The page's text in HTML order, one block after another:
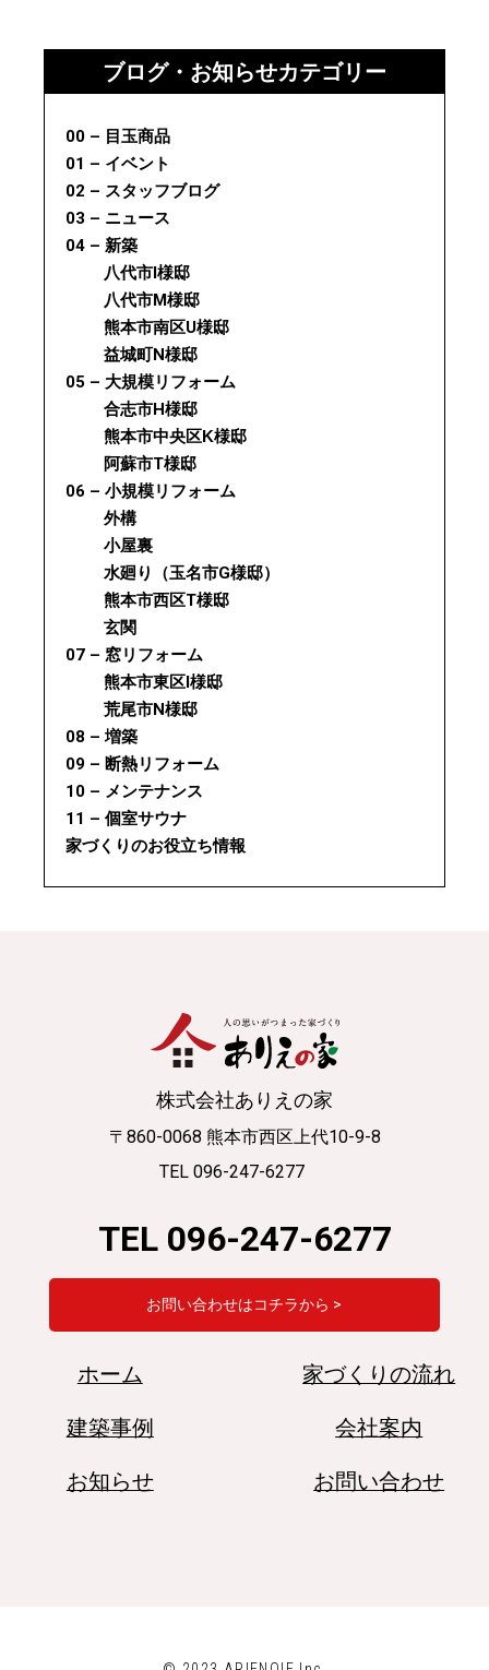
ブログ・お知らせカテゴリー
00 – 目玉商品
01 – イベント
02 – スタッフブログ
03 – ニュース
04 – 新築
八代市I様邸
八代市M様邸
熊本市南区U様邸
益城町N様邸
05 – 大規模リフォーム
合志市H様邸
熊本市中央区K様邸
阿蘇市T様邸
06 – 小規模リフォーム
外構
小屋裏
水廻り（玉名市G様邸）
熊本市西区T様邸
玄関
07 – 窓リフォーム
熊本市東区I様邸
荒尾市N様邸
08 – 増築
09 – 断熱リフォーム
10 – メンテナンス
11 – 個室サウナ
家づくりのお役立ち情報
株式会社ありえの家
〒860-0068 熊本市西区上代10-9-8
TEL 096-247-6277
TEL 096-247-6277
お問い合わせはコチラから >
ホーム 家づくりの流れ
建築事例 会社案内
お知らせ お問い合わせ